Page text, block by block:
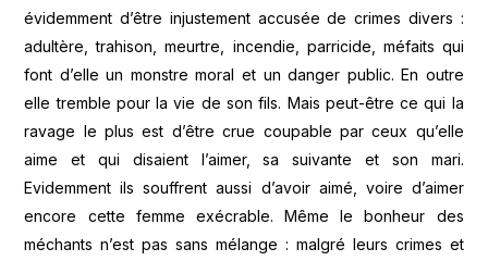
évidemment d’être injustement accusée de crimes divers :
adultère, trahison, meurtre, incendie, parricide, méfaits qui
font d’elle un monstre moral et un danger public. En outre
elle tremble pour la vie de son fils. Mais peut-être ce qui la
ravage le plus est d’être crue coupable par ceux qu’elle
aime et qui disaient l’aimer, sa suivante et son mari.
Evidemment ils souffrent aussi d’avoir aimé, voire d’aimer
encore cette femme exécrable. Même le bonheur des
méchants n’est pas sans mélange : malgré leurs crimes et